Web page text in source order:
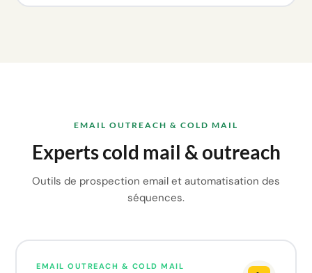
EMAIL OUTREACH & COLD MAIL
Experts cold mail & outreach
Outils de prospection email et automatisation des
séquences.
EMAIL OUTREACH & COLD MAIL